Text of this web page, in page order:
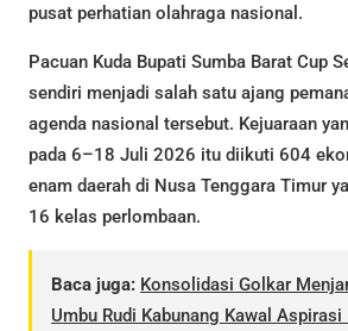
pusat perhatian olahraga nasional.
Pacuan Kuda Bupati Sumba Barat Cup
sendiri menjadi salah satu ajang
agenda nasional tersebut. Kejuaraan
pada 6–18 Juli 2026 itu diikuti 604
enam daerah di Nusa Tenggara Timur
16 kelas perlombaan.
Baca juga: Konsolidasi Golkar
Umbu Rudi Kabunang Kawal